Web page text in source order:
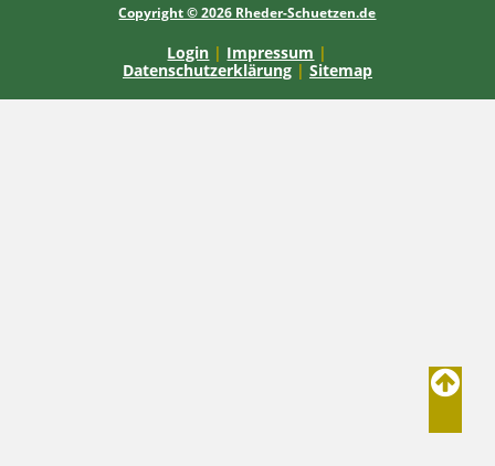
Copyright © 2026 Rheder-Schuetzen.de
Login | Impressum |
Datenschutzerklärung | Sitemap